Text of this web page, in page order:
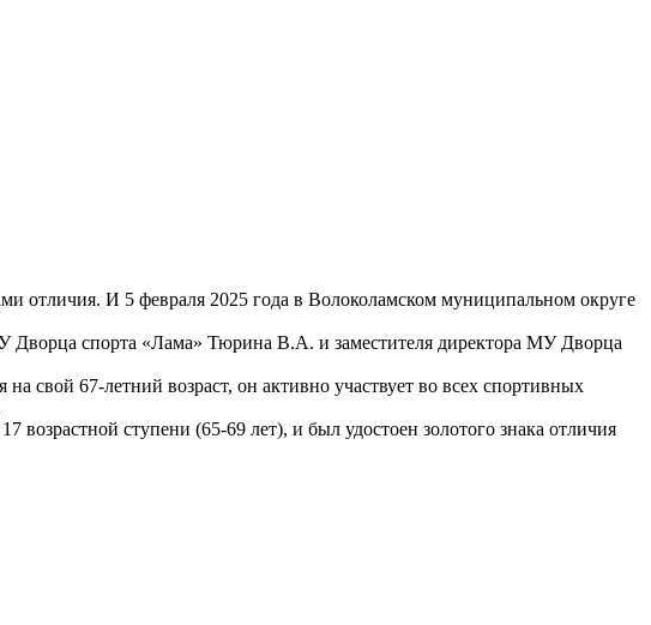
отличия. И 5 февраля 2025 года в Волоколамском муниципальном округе
Дворца спорта «Лама» Тюрина В.А. и заместителя директора МУ Дворца
свой 67-летний возраст, он активно участвует во всех спортивных
ступени (65-69 лет), и был удостоен золотого знака отличия